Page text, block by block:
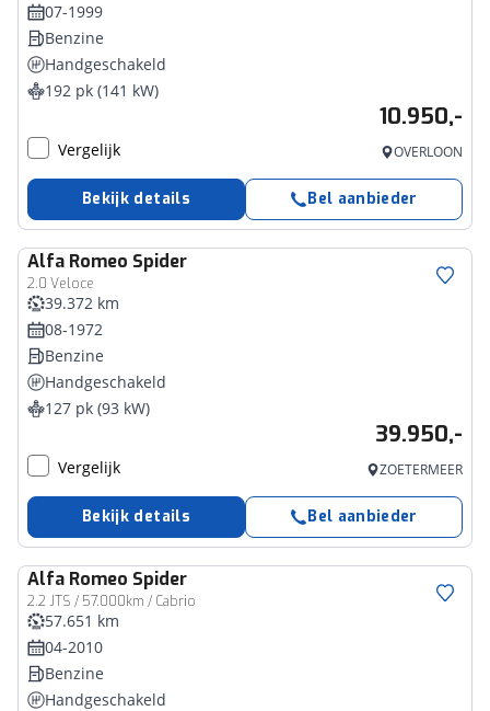
07-1999
Benzine
Handgeschakeld
192 pk (141 kW)
10.950,-
Vergelijk OVERLOON
Bekijk details Bel aanbieder
Alfa Romeo Spider
2.0 Veloce
39.372 km
08-1972
Benzine
Handgeschakeld
127 pk (93 kW)
39.950,-
Vergelijk ZOETERMEER
Bekijk details Bel aanbieder
Alfa Romeo Spider
2.2 JTS / 57.000km / Cabrio
57.651 km
04-2010
Benzine
Handgeschakeld